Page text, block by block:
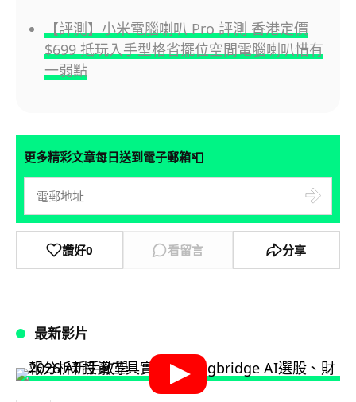
【評測】小米電腦喇叭 Pro 評測 香港定價
$699 抵玩入手型格省擺位空間電腦喇叭惜有
一弱點
更多精彩文章每日送到電子郵箱📮
讚好0 看留言 分享
最新影片